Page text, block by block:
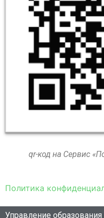
qr-код на Сервис
Политика
Управление